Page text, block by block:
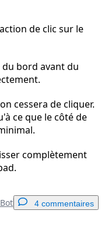
de clic sur le
du bord avant du
cessera de cliquer.
ce que le côté de
complètement
4 commentaires